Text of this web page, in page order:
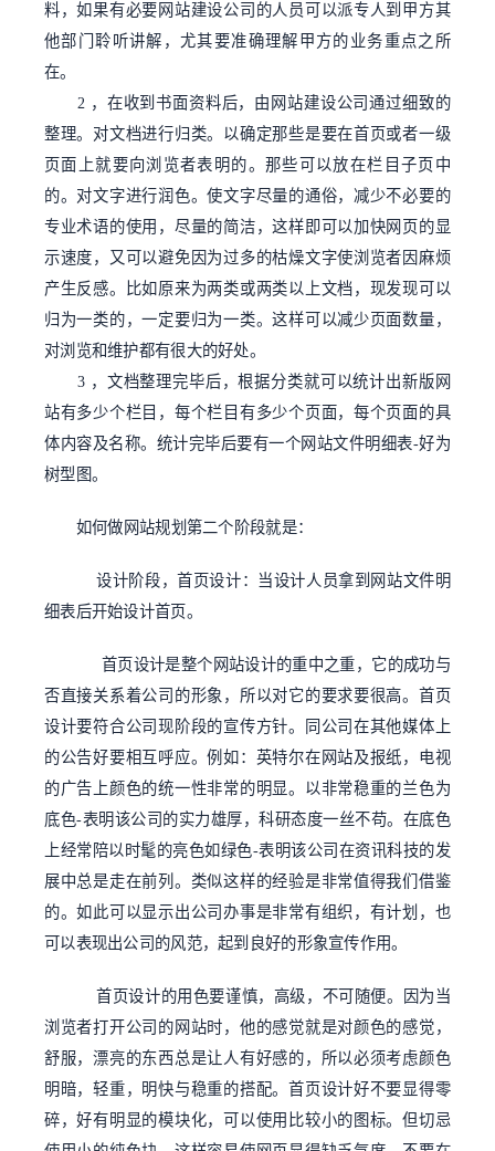
料，如果有必要网站建设公司的人员可以派专人到甲方其
他部门聆听讲解，尤其要准确理解甲方的业务重点之所
在。
2 ，在收到书面资料后，由网站建设公司通过细致的
整理。对文档进行归类。以确定那些是要在首页或者一级
页面上就要向浏览者表明的。那些可以放在栏目子页中
的。对文字进行润色。使文字尽量的通俗，减少不必要的
专业术语的使用，尽量的简洁，这样即可以加快网页的显
示速度，又可以避免因为过多的枯燥文字使浏览者因麻烦
产生反感。比如原来为两类或两类以上文档，现发现可以
归为一类的，一定要归为一类。这样可以减少页面数量，
对浏览和维护都有很大的好处。
3 ，文档整理完毕后，根据分类就可以统计出新版网
站有多少个栏目，每个栏目有多少个页面，每个页面的具
体内容及名称。统计完毕后要有一个网站文件明细表-好为
树型图。
如何做网站规划第二个阶段就是：
设计阶段，首页设计：当设计人员拿到网站文件明
细表后开始设计首页。
首页设计是整个网站设计的重中之重，它的成功与
否直接关系着公司的形象，所以对它的要求要很高。首页
设计要符合公司现阶段的宣传方针。同公司在其他媒体上
的公告好要相互呼应。例如：英特尔在网站及报纸，电视
的广告上颜色的统一性非常的明显。以非常稳重的兰色为
底色-表明该公司的实力雄厚，科研态度一丝不苟。在底色
上经常陪以时髦的亮色如绿色-表明该公司在资讯科技的发
展中总是走在前列。类似这样的经验是非常值得我们借鉴
的。如此可以显示出公司办事是非常有组织，有计划，也
可以表现出公司的风范，起到良好的形象宣传作用。
首页设计的用色要谨慎，高级，不可随便。因为当
浏览者打开公司的网站时，他的感觉就是对颜色的感觉，
舒服，漂亮的东西总是让人有好感的，所以必须考虑颜色
明暗，轻重，明快与稳重的搭配。首页设计好不要显得零
碎，好有明显的模块化，可以使用比较小的图标。但切忌